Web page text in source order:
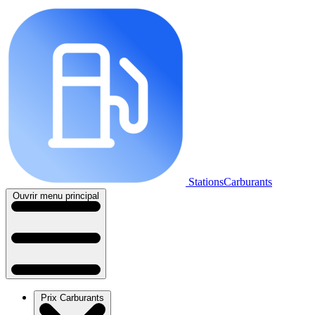
StationsCarburants
Ouvrir menu principal
Prix Carburants